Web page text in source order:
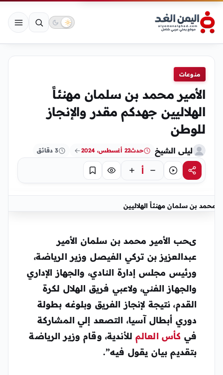
منوعات
الأمير محمد بن سلمان مهنئاً
الهلاليين جهدكم مقدر والإنجاز
للوطن
ليلى الشيخ حدث22 أغسطس، 2024 3 دقائق
مشاركةاستماع أ تركيز حفظ
محمد بن سلمان مهنئاً الهلاليين
ىحب الأمير محمد بن سلمان الأمير
عبدالعزيز بن تركي الفيصل وزير الرياضة،
ورئيس مجلس إدارة النادي، والجهاز الإداري
والجهاز الفني، ولاعبي فريق الهلال لكرة
القدم، نتيجة لإنجاز الفريق وبلوغه بطولة
دوري أبطال آسيا، التصعد إلي المشاركة
في كأس العالمللأندية، وقام وزير الرياضة
بتقديم بيان يقول فيه”.